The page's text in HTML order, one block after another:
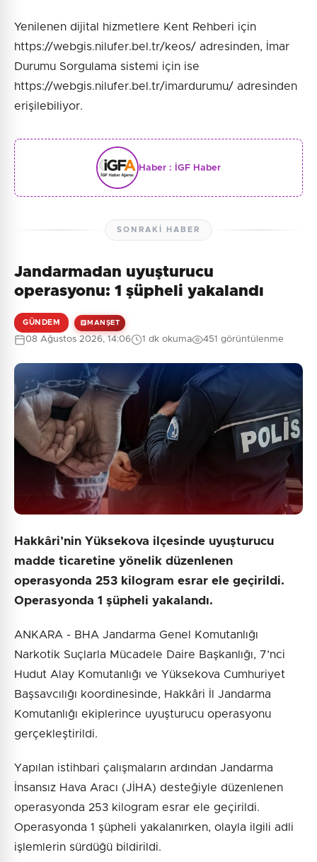
Yenilenen dijital hizmetlere Kent Rehberi için
https://webgis.nilufer.bel.tr/keos/ adresinden, İmar
Durumu Sorgulama sistemi için ise
https://webgis.nilufer.bel.tr/imardurumu/ adresinden
erişilebiliyor.
Haber : İGF Haber
SONRAKI HABER
Jandarmadan uyuşturucu
operasyonu: 1 şüpheli yakalandı
GÜNDEM MANŞET
08 Ağustos 2026, 14:06 1 dk okuma 451 görüntülenme
Hakkâri’nin Yüksekova ilçesinde uyuşturucu
madde ticaretine yönelik düzenlenen
operasyonda 253 kilogram esrar ele geçirildi.
Operasyonda 1 şüpheli yakalandı.
ANKARA - BHA Jandarma Genel Komutanlığı
Narkotik Suçlarla Mücadele Daire Başkanlığı, 7’nci
Hudut Alay Komutanlığı ve Yüksekova Cumhuriyet
Başsavcılığı koordinesinde, Hakkâri İl Jandarma
Komutanlığı ekiplerince uyuşturucu operasyonu
gerçekleştirildi.
Yapılan istihbari çalışmaların ardından Jandarma
İnsansız Hava Aracı (JİHA) desteğiyle düzenlenen
operasyonda 253 kilogram esrar ele geçirildi.
Operasyonda 1 şüpheli yakalanırken, olayla ilgili adli
işlemlerin sürdüğü bildirildi.